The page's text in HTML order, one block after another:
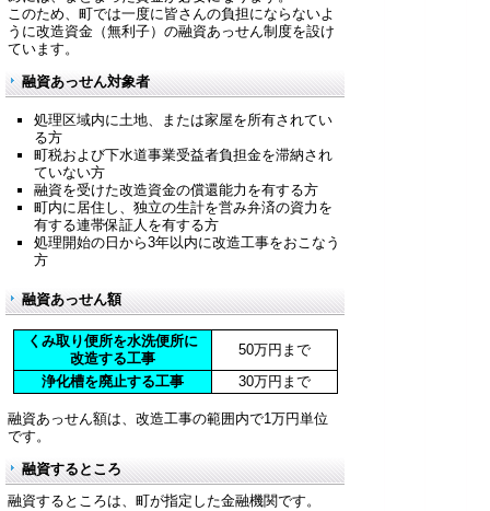
このため、町では一度に皆さんの負担にならないよ
うに改造資金（無利子）の融資あっせん制度を設け
ています。
融資あっせん対象者
処理区域内に土地、または家屋を所有されてい
る方
町税および下水道事業受益者負担金を滞納され
ていない方
融資を受けた改造資金の償還能力を有する方
町内に居住し、独立の生計を営み弁済の資力を
有する連帯保証人を有する方
処理開始の日から3年以内に改造工事をおこなう
方
融資あっせん額
くみ取り便所を水洗便所に
改造する工事
50万円まで
浄化槽を廃止する工事
30万円まで
融資あっせん額は、改造工事の範囲内で1万円単位
です。
融資するところ
融資するところは、町が指定した金融機関です。